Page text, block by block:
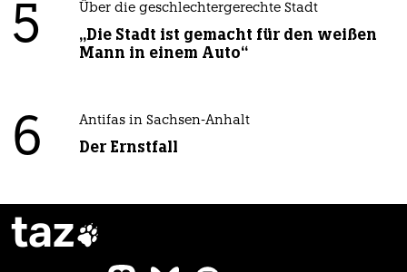
5 Über die geschlechtergerechte Stadt
„Die Stadt ist gemacht für den weißen
Mann in einem Auto“
6 Antifas in Sachsen-Anhalt
Der Ernstfall
taz